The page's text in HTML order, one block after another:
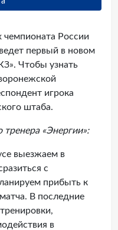
чемпионата России
первый в новом
Чтобы узнать
игрока
штаба.
тренера «Энергии»:
выезжаем в
с
прибыть к
В последние
в